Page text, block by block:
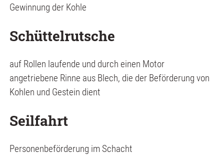
Gewinnung der Kohle
Schüttelrutsche
auf Rollen laufende und durch einen Motor
angetriebene Rinne aus Blech, die der Beförderung von
Kohlen und Gestein dient
Seilfahrt
Personenbeförderung im Schacht